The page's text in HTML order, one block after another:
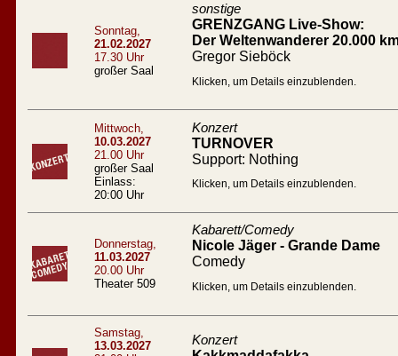
Sonntag,
21.02.2027
17.30 Uhr
großer Saal
sonstige
GRENZGANG Live-Show:
Der Weltenwanderer 20.000
Gregor Sieböck
Klicken, um Details einzublenden.
Mittwoch,
10.03.2027
21.00 Uhr
großer Saal
Einlass:
20:00 Uhr
Konzert
TURNOVER
Support: Nothing
Klicken, um Details einzublenden.
Donnerstag,
11.03.2027
20.00 Uhr
Theater 509
Kabarett/Comedy
Nicole Jäger - Grande Dame
Comedy
Klicken, um Details einzublenden.
Samstag,
13.03.2027
Konzert